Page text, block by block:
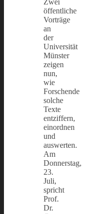
öffentliche
Vorträge
an
der
Universität
Münster
zeigen
nun,
wie
Forschende
solche
Texte
entziffern,
einordnen
und
auswerten.
Am
Donnerstag,
23.
Juli,
spricht
Prof.
Dr.